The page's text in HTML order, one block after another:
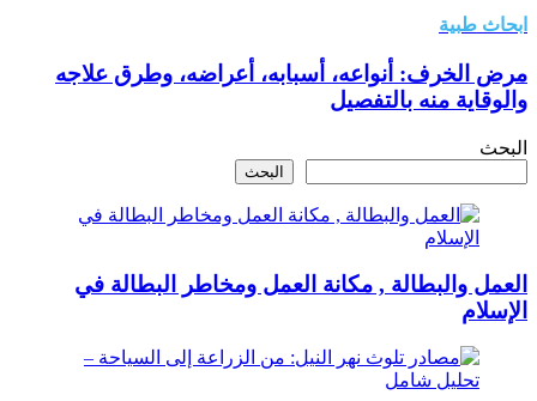
ابحاث طبية
مرض الخرف: أنواعه، أسبابه، أعراضه، وطرق علاجه
والوقاية منه بالتفصيل
البحث
البحث
العمل والبطالة , مكانة العمل ومخاطر البطالة في
الإسلام